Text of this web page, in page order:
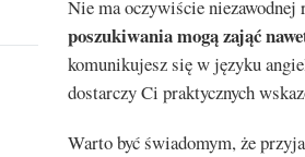
Nie ma oczywiście niezawodnej
poszukiwania mogą zająć
komunikujesz się w języku
dostarczy Ci praktycznych
Warto być świadomym, że